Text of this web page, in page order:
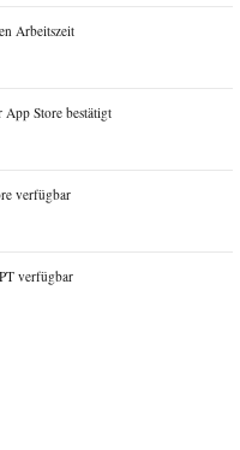
Arbeitszeit
Store bestätigt
verfügbar
verfügbar